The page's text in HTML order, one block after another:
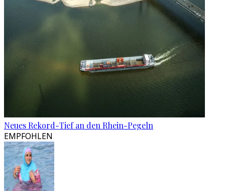
Neues Rekord-Tief an den Rhein-Pegeln
EMPFOHLEN